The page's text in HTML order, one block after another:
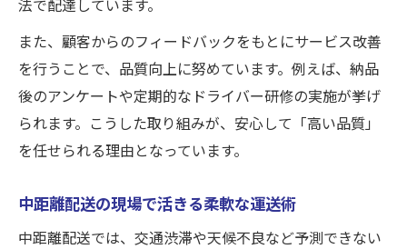
法で配達しています。
また、顧客からのフィードバックをもとにサービス改善
を行うことで、品質向上に努めています。例えば、納品
後のアンケートや定期的なドライバー研修の実施が挙げ
られます。こうした取り組みが、安心して「高い品質」
を任せられる理由となっています。
中距離配送の現場で活きる柔軟な運送術
中距離配送では、交通渋滞や天候不良など予測できない